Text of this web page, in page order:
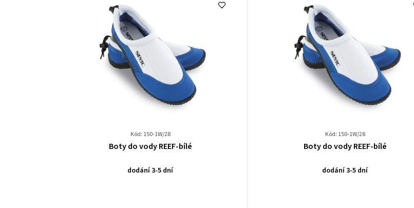
Kód: 150-1W/28
Průměrné
produktu
Boty do vody REEF-bílé
dodání 3-5 dní
Kód: 150-1W/28
Průměrné
produktu
Boty do vody REEF-bílé
dodání 3-5 dní